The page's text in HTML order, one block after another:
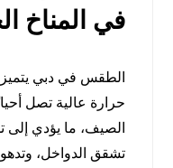
في المناخ
الطقس في دبي
الصيف، ما يؤدي إلى
تشقق الدواخل،